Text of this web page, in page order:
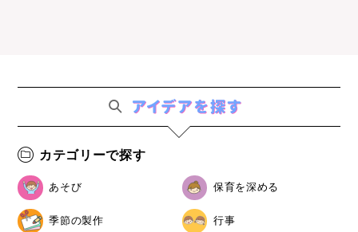
カテゴリーで探す
あそび 保育を深める
季節の製作 行事